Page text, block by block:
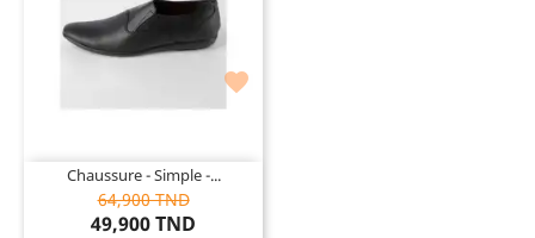

Chaussure - Simple -...
64,900 TND
49,900 TND